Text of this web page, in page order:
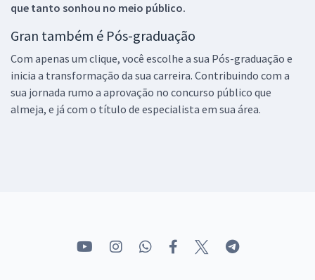
que tanto sonhou no meio público.
Gran também é Pós-graduação
Com apenas um clique, você escolhe a sua Pós-graduação e
inicia a transformação da sua carreira. Contribuindo com a
sua jornada rumo a aprovação no concurso público que
almeja, e já com o título de especialista em sua área.